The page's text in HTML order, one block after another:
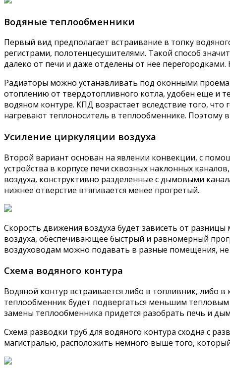
Водяные теплообменники
Первый вид предполагает встраивание в топку
регистрами, полотенцесушителями. Такой способ
далеко от печи и даже отделены от нее
Радиаторы можно устанавливать под оконными
отоплению от твердотопливного котла, удобен еще и
водяном контуре. КПД возрастает вследствие того,
нагревают теплоноситель в теплообменнике. Поэтому
Усиление циркуляции воздуха
Второй вариант основан на явлении конвекции, с
устройства в корпусе печи сквозных наклонных
воздуха, конструктивно разделенные с дымовыми
нижнее отверстие втягивается менее прогретый.
Скорость движения воздуха будет зависеть от
воздуха, обеспечивающее быстрый и равномерный
воздуховодам можно подавать в разные помещения,
Схема водяного контура
Водяной контур встраивается либо в топливник, либо
теплообменник будет подвергаться меньшим
замены теплообменника придется разобрать печь и
Схема разводки труб для водяного контура сходна с
магистралью, расположить немного выше того,